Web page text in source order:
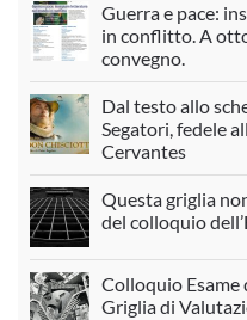
Guerra e pace:
in conflitto. A
convegno.
Dal testo allo
Segatori, fedele
Cervantes
Questa griglia
del colloquio
Colloquio
Griglia di